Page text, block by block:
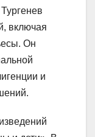
включая
Он
и